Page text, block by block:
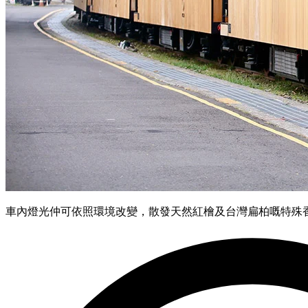
車內燈光仲可依照環境改變，散發天然紅檜及台灣扁柏嘅特殊